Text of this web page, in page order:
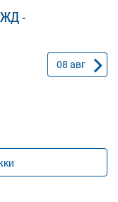
ЖД -
08 авг